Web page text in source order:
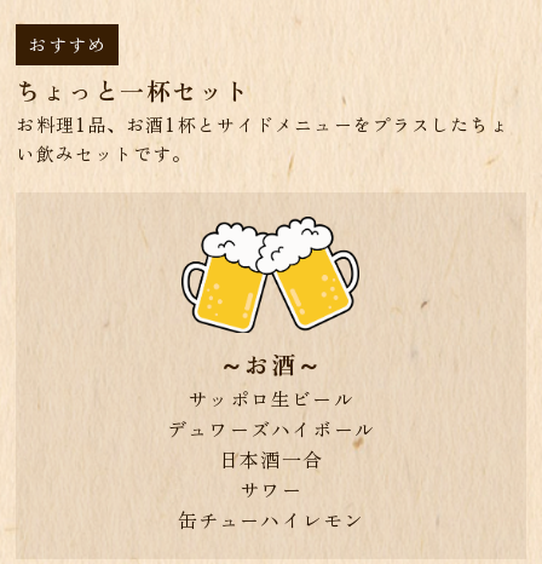
おすすめ
ちょっと一杯セット
お料理1品、お酒1杯とサイドメニューをプラスしたちょ
い飲みセットです。
～お酒～
サッポロ生ビール
デュワーズハイボール
日本酒一合
サワー
缶チューハイレモン